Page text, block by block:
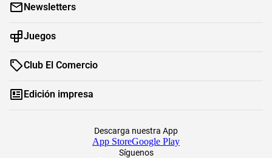
Newsletters
Juegos
Club El Comercio
Edición impresa
Síguenos
Descarga nuestra App
App StoreGoogle Play